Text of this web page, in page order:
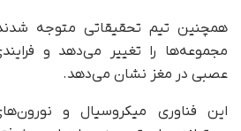
همچنین تیم تحقیقاتی متوجه
مجموعه‌ها را تغییر می‌دهد و
عصبی در مغز نشان می‌دهد.
این فناوری میکروسیال و